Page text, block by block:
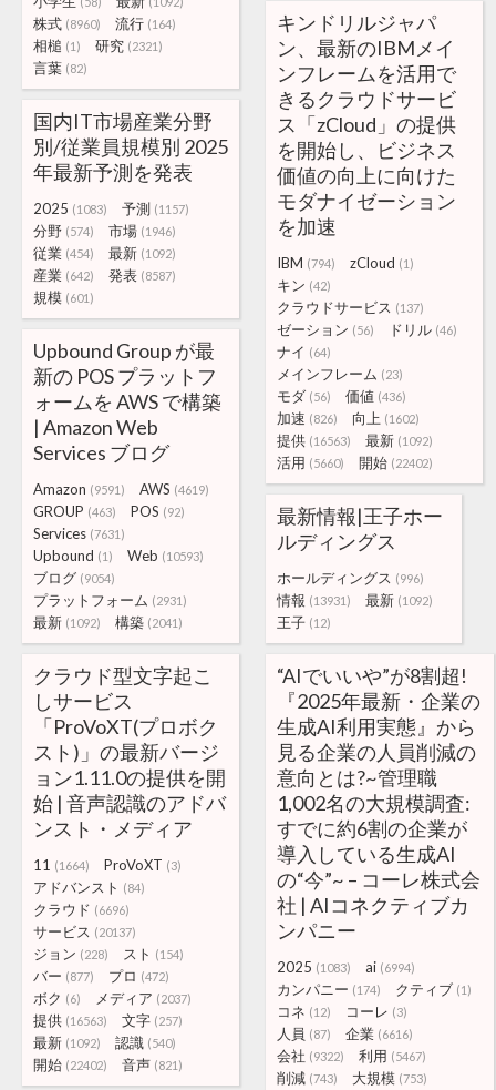
株式 (8960) 流行 (164)
相槌 (1) 研究 (2321)
言葉 (82)
キンドリルジャパ
ン、最新のIBMメイ
ンフレームを活用で
きるクラウドサービ
ス「zCloud」の提供
を開始し、ビジネス
価値の向上に向けた
モダナイゼーション
を加速
IBM (794) zCloud (1)
キン (42)
クラウドサービス (137)
ゼーション (56) ドリル (46)
ナイ (64)
メインフレーム (23)
モダ (56) 価値 (436)
加速 (826) 向上 (1602)
提供 (16563) 最新 (1092)
活用 (5660) 開始 (22402)
国内IT市場産業分野
別/従業員規模別 2025
年最新予測を発表
2025 (1083) 予測 (1157)
分野 (574) 市場 (1946)
従業 (454) 最新 (1092)
産業 (642) 発表 (8587)
規模 (601)
Upbound Group が最
新の POS プラットフ
ォームを AWS で構築
| Amazon Web
Services ブログ
Amazon (9591) AWS (4619)
GROUP (463) POS (92)
Services (7631)
Upbound (1) Web (10593)
ブログ (9054)
プラットフォーム (2931)
最新 (1092) 構築 (2041)
最新情報|王子ホー
ルディングス
ホールディングス (996)
情報 (13931) 最新 (1092)
王子 (12)
クラウド型文字起こ
しサービス
「ProVoXT(プロボク
スト)」の最新バージ
ョン1.11.0の提供を開
始 | 音声認識のアドバ
ンスト・メディア
11 (1664) ProVoXT (3)
アドバンスト (84)
クラウド (6696)
サービス (20137)
ジョン (228) スト (154)
バー (877) プロ (472)
ボク (6) メディア (2037)
提供 (16563) 文字 (257)
最新 (1092) 認識 (540)
開始 (22402) 音声 (821)
“AIでいいや”が8割超!
『2025年最新・企業の
生成AI利用実態』から
見る企業の人員削減の
意向とは?~管理職
1,002名の大規模調査:
すでに約6割の企業が
導入している生成AI
の“今”~ – コーレ株式会
社 | AIコネクティブカ
ンパニー
2025 (1083) ai (6994)
カンパニー (174) クティブ (1)
コネ (12) コーレ (3)
人員 (87) 企業 (6616)
会社 (9322) 利用 (5467)
削減 (743) 大規模 (753)